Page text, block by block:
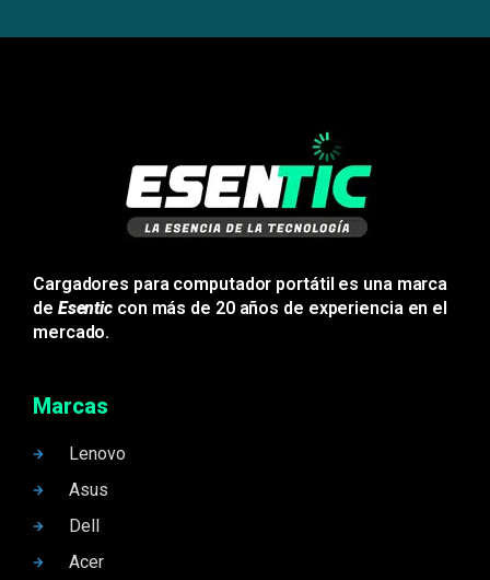
Cargadores para computador portátil es una marca
de Esentic con más de 20 años de experiencia en el
mercado.
Marcas
Lenovo
Asus
Dell
Acer